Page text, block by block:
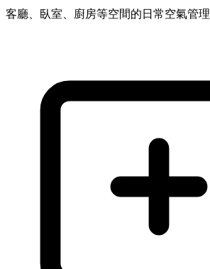
客廳、臥室、廚房等空間的日常空氣管理